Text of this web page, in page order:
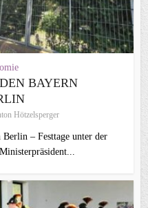
BAYERN
Hötzelsperger
Berlin – Festtage unter der